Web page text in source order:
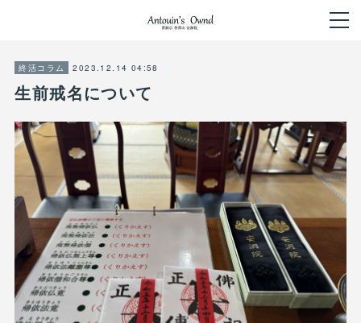
終活コラム 2023.12.14 04:58
生前戒名について